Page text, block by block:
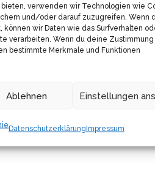
verwenden wir Technologien wie
und/oder darauf zuzugreifen. Wenn
wir Daten wie das Surfverhalten
verarbeiten. Wenn du deine
bestimmte Merkmale und Funktionen
Ablehnen Einstellungen
DatenschutzerklärungImpressum
die Vogelaugenchilis
Und das alles
intensiv, deutlich und direkt.
Hot-Saucen und Geflügel
vorsichtig beim Dosieren –
bekannt ist. Sie gelangte
Ihr Name rührt von den